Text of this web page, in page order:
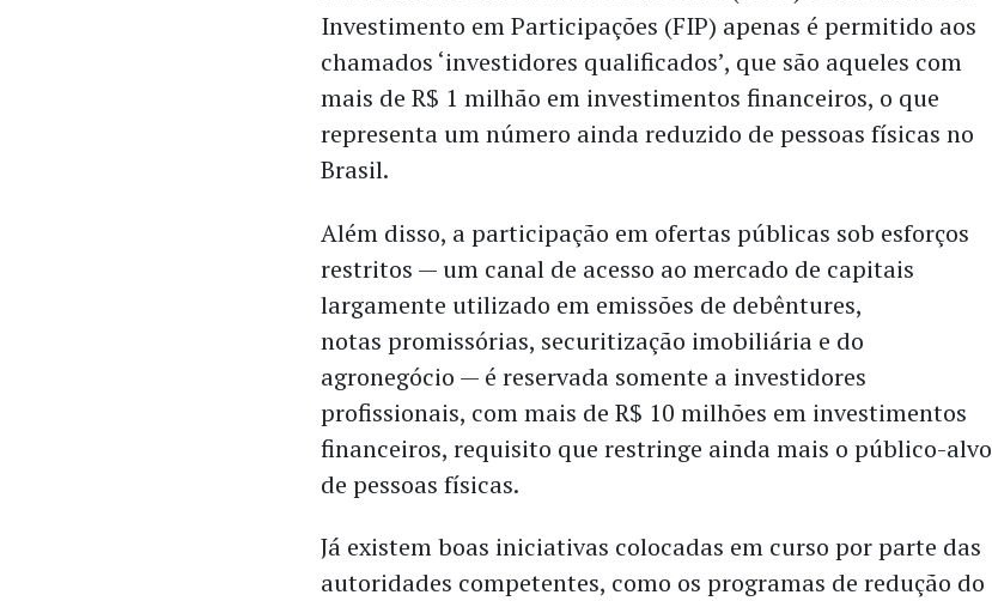
Investimento em Participações (FIP) apenas é permitido aos
chamados ‘investidores qualificados’, que são aqueles com
mais de R$ 1 milhão em investimentos financeiros, o que
representa um número ainda reduzido de pessoas físicas no
Brasil.
Além disso, a participação em ofertas públicas sob esforços
restritos — um canal de acesso ao mercado de capitais
largamente utilizado em emissões de debêntures,
notas promissórias, securitização imobiliária e do
agronegócio — é reservada somente a investidores
profissionais, com mais de R$ 10 milhões em investimentos
financeiros, requisito que restringe ainda mais o público-alvo
de pessoas físicas.
Já existem boas iniciativas colocadas em curso por parte das
autoridades competentes, como os programas de redução do